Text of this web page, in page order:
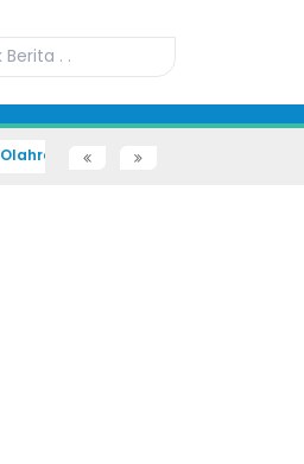
Olahraga Sains dan Teknologi